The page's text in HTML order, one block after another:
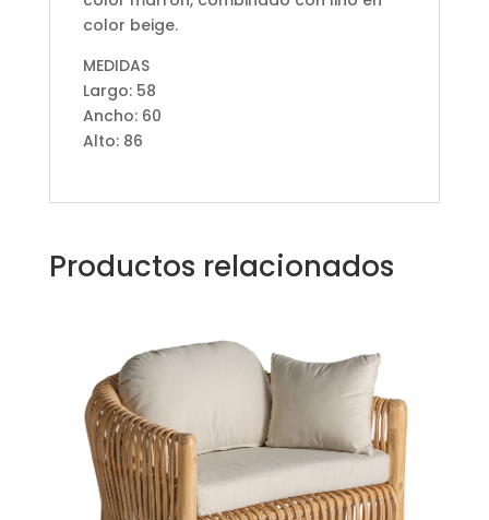
color beige.
MEDIDAS
Largo: 58
Ancho: 60
Alto: 86
Productos relacionados